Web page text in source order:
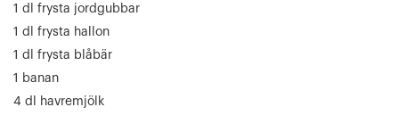
1 dl frysta jordgubbar
1 dl frysta hallon
1 dl frysta blåbär
1 banan
4 dl havremjölk